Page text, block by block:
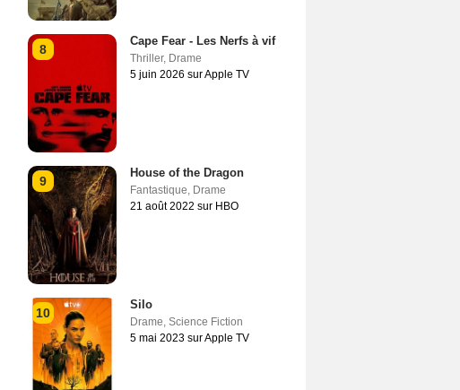
8
Cape Fear - Les Nerfs à vif
Thriller, Drame
5 juin 2026 sur Apple TV
9
House of the Dragon
Fantastique, Drame
21 août 2022 sur HBO
10
Silo
Drame, Science Fiction
5 mai 2023 sur Apple TV